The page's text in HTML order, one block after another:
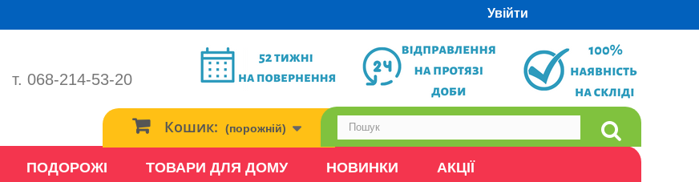
Увійти
т. 068-214-53-20
Кошик: (порожній)
ПОДОРОЖІ ТОВАРИ ДЛЯ ДОМУ НОВИНКИ АКЦІЇ